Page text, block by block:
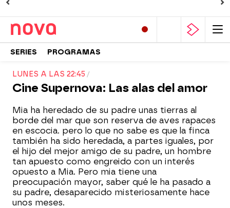
SERIES PROGRAMAS
LUNES A LAS 22:45
Cine Supernova: Las alas del amor
Mia ha heredado de su padre unas tierras al
borde del mar que son reserva de aves rapaces
en escocia. pero lo que no sabe es que la finca
también ha sido heredada, a partes iguales, por
el hijo del mejor amigo de su padre, un hombre
tan apuesto como engreido con un interés
opuesto a Mia. Pero mia tiene una
preocupación mayor, saber qué le ha pasado a
su padre, desaparecido misteriosamente hace
unos meses.